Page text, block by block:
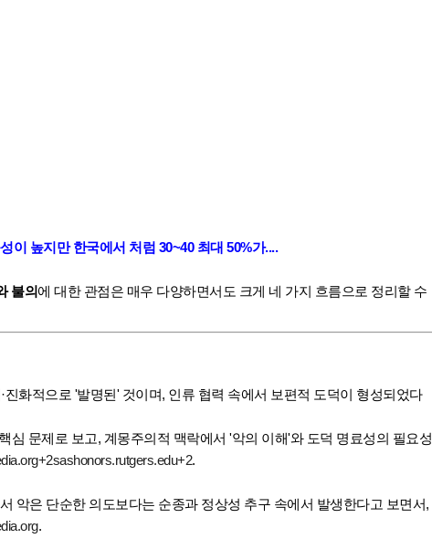
이 높지만 한국에서 처럼 30~40 최대 50%가....
불의에 대한 관점은 매우 다양하면서도 크게 네 가지 흐름으로 정리할 수
진화적으로 '발명된' 것이며, 인류 협력 속에서 보편적 도덕이 형성되었다
심 문제로 보고, 계몽주의적 맥락에서 '악의 이해'와 도덕 명료성의 필요성
+2sashonors.rutgers.edu+2.
악은 단순한 의도보다는 순종과 정상성 추구 속에서 발생한다고 보면서,
.